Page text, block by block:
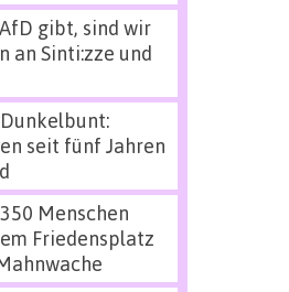
gibt, sind wir
an Sinti:zze und
seit fünf Jahren
Menschen
Friedensplatz